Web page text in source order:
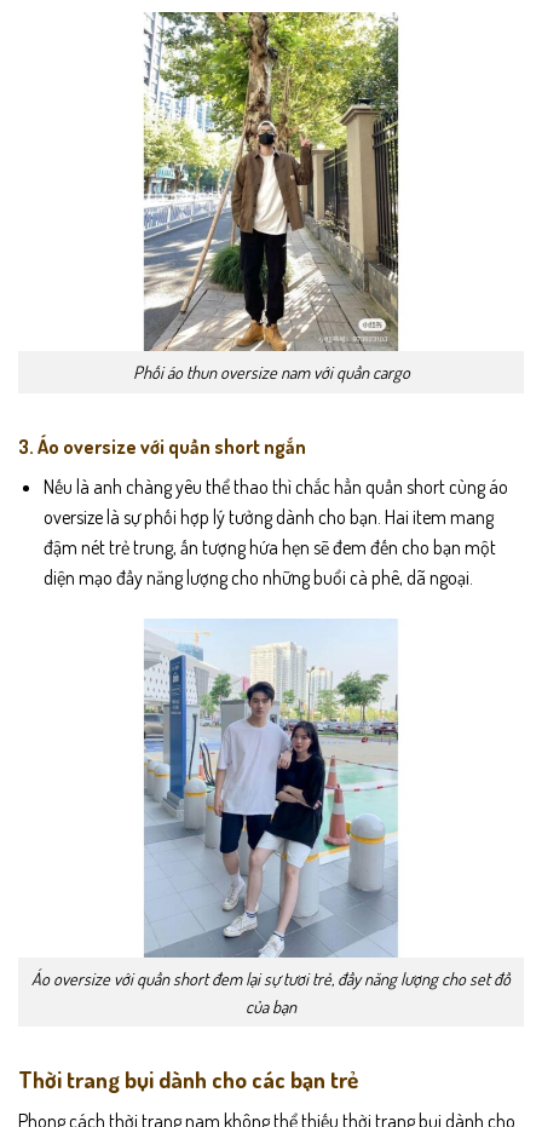
Phối áo thun oversize nam với quần cargo
3. Áo oversize với quần short ngắn
Nếu là anh chàng yêu thể thao thì chắc hẳn quần short cùng áo
oversize là sự phối hợp lý tưởng dành cho bạn. Hai item mang
đậm nét trẻ trung, ấn tượng hứa hẹn sẽ đem đến cho bạn một
diện mạo đầy năng lượng cho những buổi cà phê, dã ngoại.
Áo oversize với quần short đem lại sự tươi trẻ, đầy năng lượng cho set đồ
của bạn
Thời trang bụi dành cho các bạn trẻ
Phong cách thời trang nam không thể thiếu thời trang bụi dành cho